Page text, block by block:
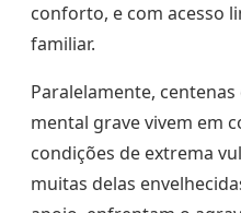
conforto, e com acesso
familiar.
Paralelamente,
mental grave vivem em
condições de extrema
muitas delas